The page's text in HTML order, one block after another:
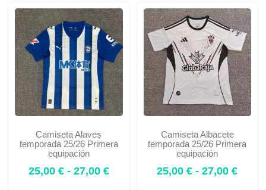
Camiseta Alaves
temporada 25/26 Primera
equipación
25,00 € - 27,00 €
Camiseta Albacete
temporada 25/26 Primera
equipación
25,00€ - 27,00€